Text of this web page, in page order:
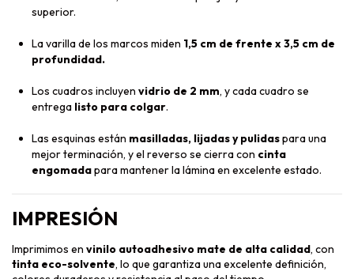
superior.
La varilla de los marcos miden 1,5 cm de frente x 3,5 cm de
profundidad.
Los cuadros incluyen vidrio de 2 mm, y cada cuadro se
entrega listo para colgar.
Las esquinas están masilladas, lijadas y pulidaspara una
mejor terminación, y el reverso se cierra con cinta
engomadapara mantener la lámina en excelente estado.
IMPRESIÓN
Imprimimos en vinilo autoadhesivo mate de alta calidad, con
tinta eco-solvente, lo que garantiza una excelente definición,